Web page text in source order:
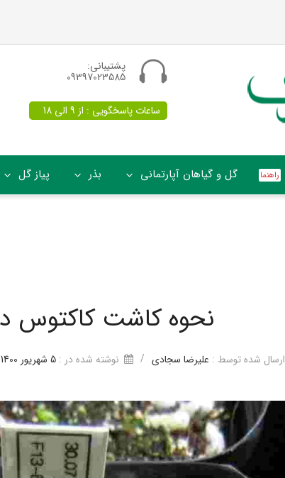
پشتیبانی:
09397023585
ساعات پاسخگویی : از 9 الی 18
گل و گیاهان آپارتمانی بذر پیاز گل
نحوه کاشت کاکتوس
ارسال شده توسط : علیرضا سجادی / نوشته شده در :5 شهریور 1400